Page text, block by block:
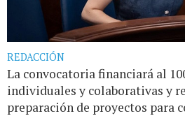
REDACCIÓN
La convocatoria financiará al
individuales y colaborativas y
preparación de proyectos para